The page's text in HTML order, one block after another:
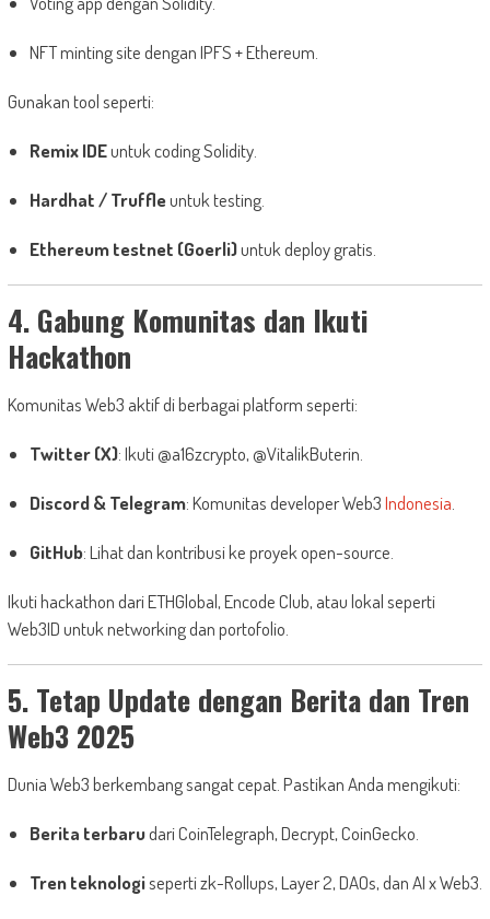
NFT minting site dengan IPFS + Ethereum.
Gunakan tool seperti:
Remix IDEuntuk coding Solidity.
Hardhat / Truffleuntuk testing.
Ethereum testnet (Goerli)untuk deploy gratis.
4. Gabung Komunitas dan Ikuti
Hackathon
Komunitas Web3 aktif di berbagai platform seperti:
Twitter (X): Ikuti @a16zcrypto, @VitalikButerin.
Discord & Telegram: Komunitas developer Web3Indonesia
GitHub: Lihat dan kontribusi ke proyek open-source.
Ikuti hackathon dari ETHGlobal, Encode Club, atau lokal seperti
Web3ID untuk networking dan portofolio.
5. Tetap Update dengan Berita dan Tren
Web3 2025
Dunia Web3 berkembang sangat cepat. Pastikan Anda mengikuti:
Berita terbarudari CoinTelegraph, Decrypt, CoinGecko.
Tren teknologiseperti zk-Rollups, Layer 2, DAOs, dan AI x Web3.